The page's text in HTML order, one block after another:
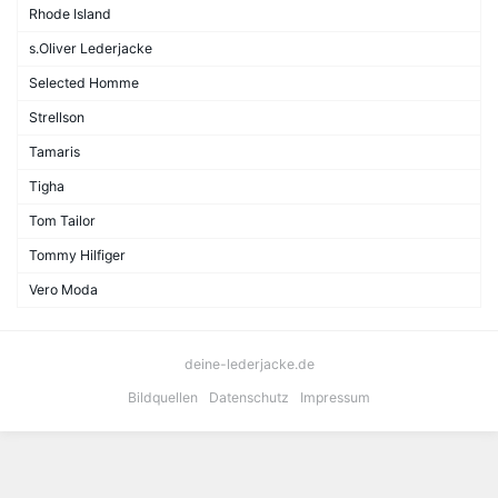
Rhode Island
s.Oliver Lederjacke
Selected Homme
Strellson
Tamaris
Tigha
Tom Tailor
Tommy Hilfiger
Vero Moda
deine-lederjacke.de
Bildquellen
Datenschutz Impressum